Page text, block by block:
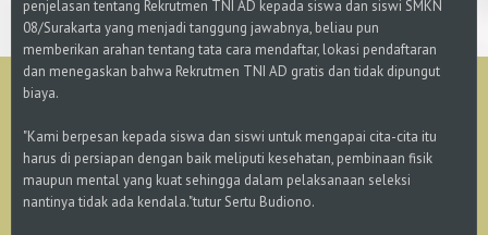
penjelasan tentang Rekrutmen TNI AD kepada siswa dan siswi SMKN
08/Surakarta yang menjadi tanggung jawabnya, beliau pun
memberikan arahan tentang tata cara mendaftar, lokasi pendaftaran
dan menegaskan bahwa Rekrutmen TNI AD gratis dan tidak dipungut
biaya.
"Kami berpesan kepada siswa dan siswi untuk mengapai cita-cita itu
harus di persiapan dengan baik meliputi kesehatan, pembinaan fisik
maupun mental yang kuat sehingga dalam pelaksanaan seleksi
nantinya tidak ada kendala."tutur Sertu Budiono.